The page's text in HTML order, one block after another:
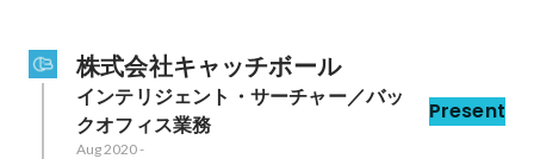
株式会社キャッチボール
インテリジェント・サーチャー／バッ
クオフィス業務
Present
Aug 2020-